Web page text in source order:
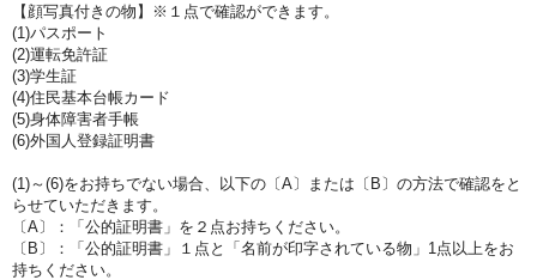
【顔写真付きの物】※１点で確認ができます。
(1)パスポート
(2)運転免許証
(3)学生証
(4)住民基本台帳カード
(5)身体障害者手帳
(6)外国人登録証明書
(1)～(6)をお持ちでない場合、以下の〔A〕または〔B〕の方法で確認をと
らせていただきます。
〔A〕：「公的証明書」を２点お持ちください。
〔B〕：「公的証明書」１点と「名前が印字されている物」1点以上をお
持ちください。